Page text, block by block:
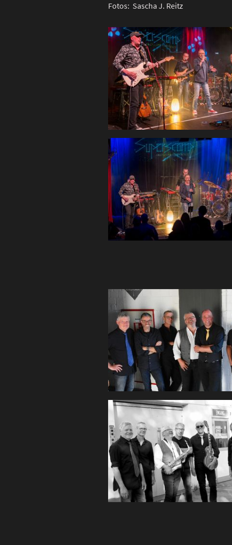
Fotos: Sascha J. Reitz